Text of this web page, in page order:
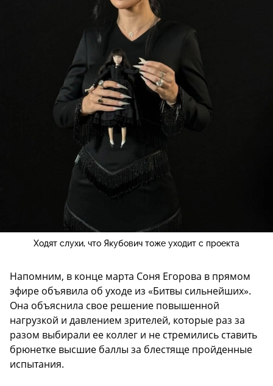
Ходят слухи, что Якубович тоже уходит с проекта
Напомним, в конце марта Соня Егорова в прямом
эфире объявила об уходе из «Битвы сильнейших».
Она объяснила свое решение повышенной
нагрузкой и давлением зрителей, которые раз за
разом выбирали ее коллег и не стремились ставить
брюнетке высшие баллы за блестяще пройденные
испытания.